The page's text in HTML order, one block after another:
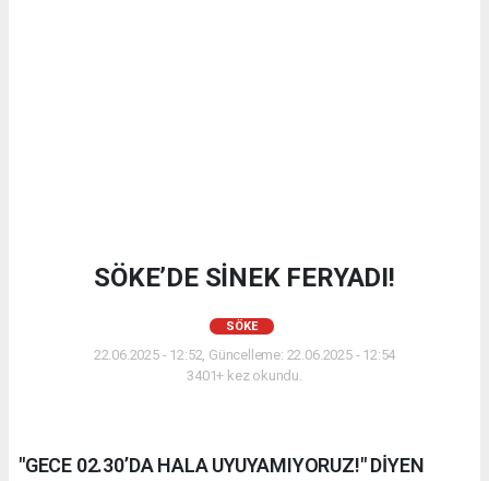
SÖKE’DE SİNEK FERYADI!
SÖKE
22.06.2025 - 12:52, Güncelleme: 22.06.2025 - 12:54
3401+ kez okundu.
"GECE 02.30’DA HALA UYUYAMIYORUZ!" DİYEN